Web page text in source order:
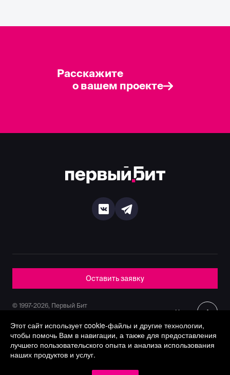
Расскажите
о вашем проекте
© 1997-2026, Первый Бит
Наверх
Оставить заявку
Этот сайт использует cookie-файлы и другие технологии,
чтобы помочь Вам в навигации, а также для предоставления
лучшего пользовательского опыта и анализа использования
наших продуктов и услуг.